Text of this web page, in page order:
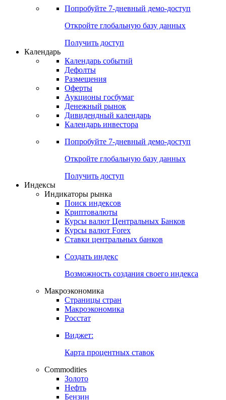
Попробуйте 7-дневный демо-доступ
Откройте глобальную базу данных
Получить доступ
Календарь
Календарь событий
Дефолты
Размещения
Оферты
Аукционы госбумаг
Денежный рынок
Дивидендный календарь
Календарь инвестора
Попробуйте 7-дневный демо-доступ
Откройте глобальную базу данных
Получить доступ
Индексы
Индикаторы рынка
Поиск индексов
Криптовалюты
Курсы валют Центральных Банков
Курсы валют Forex
Ставки центральных банков
Создать индекс
Возможность создания своего индекса
Макроэкономика
Страницы стран
Макроэкономика
Росстат
Виджет:
Карта процентных ставок
Commodities
Золото
Нефть
Бензин